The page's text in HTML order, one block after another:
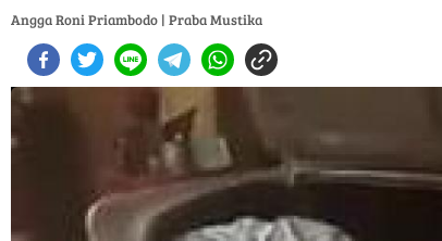
Angga Roni Priambodo | Praba Mustika